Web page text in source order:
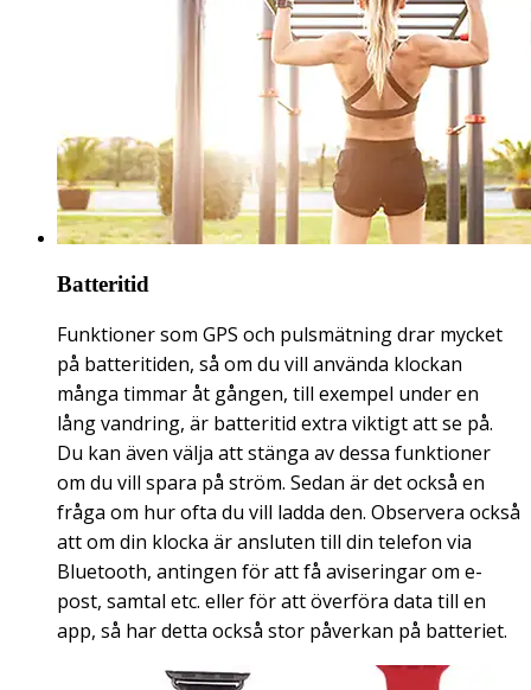
Batteritid
Funktioner som GPS och pulsmätning drar mycket
på batteritiden, så om du vill använda klockan
många timmar åt gången, till exempel under en
lång vandring, är batteritid extra viktigt att se på.
Du kan även välja att stänga av dessa funktioner
om du vill spara på ström. Sedan är det också en
fråga om hur ofta du vill ladda den. Observera också
att om din klocka är ansluten till din telefon via
Bluetooth, antingen för att få aviseringar om e-
post, samtal etc. eller för att överföra data till en
app, så har detta också stor påverkan på batteriet.